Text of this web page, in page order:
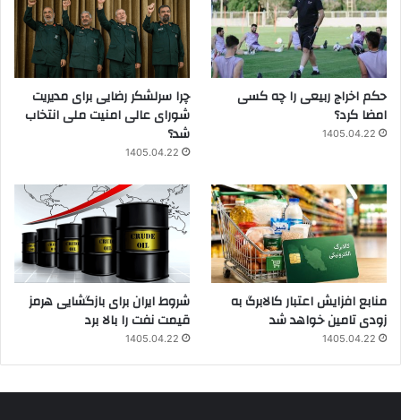
حکم اخراج ربیعی را چه کسی
امضا کرد؟
1405.04.22
چرا سرلشکر رضایی برای مدیریت
شورای عالی امنیت ملی انتخاب
شد؟
1405.04.22
منابع افزایش اعتبار کالابرگ به
زودی تامین خواهد شد
1405.04.22
شروط ایران برای بازگشایی هرمز
قیمت نفت را بالا برد
1405.04.22